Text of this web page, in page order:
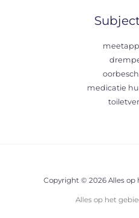
medicatie
Copyright © 2026 Alles op
Alles op het